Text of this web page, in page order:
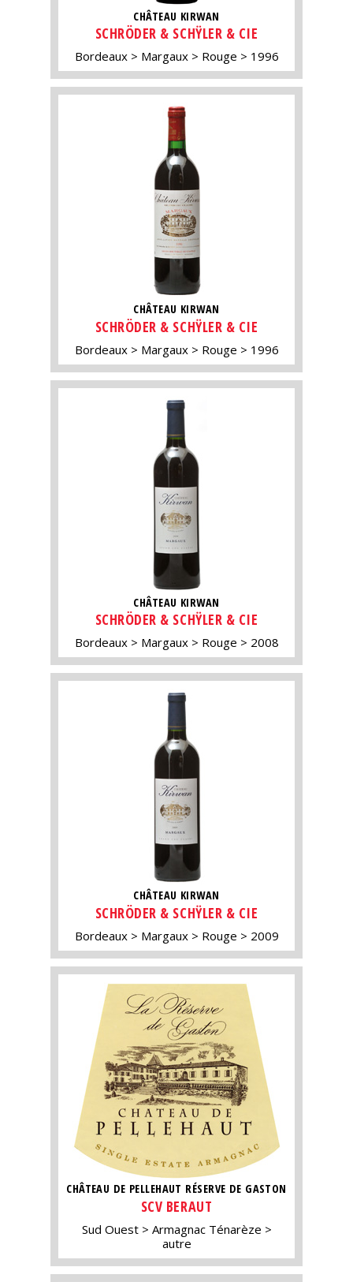
CHÂTEAU KIRWAN
SCHRÖDER & SCHŸLER & CIE
Bordeaux Margaux Rouge 1996
CHÂTEAU KIRWAN
SCHRÖDER & SCHŸLER & CIE
Bordeaux Margaux Rouge 1996
CHÂTEAU KIRWAN
SCHRÖDER & SCHŸLER & CIE
Bordeaux Margaux Rouge 2008
CHÂTEAU KIRWAN
SCHRÖDER & SCHŸLER & CIE
Bordeaux Margaux Rouge 2009
CHÂTEAU DE PELLEHAUT RÉSERVE DE GASTON
SCV BERAUT
Sud Ouest
Armagnac Ténarèze
autre